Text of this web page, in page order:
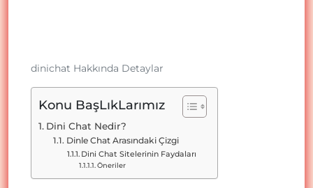
dinichat Hakkında Detaylar
Konu BaşLıkLarımız
Dini Chat Nedir?
Dinle Chat Arasındaki Çizgi
Dini Chat Sitelerinin Faydaları
Öneriler